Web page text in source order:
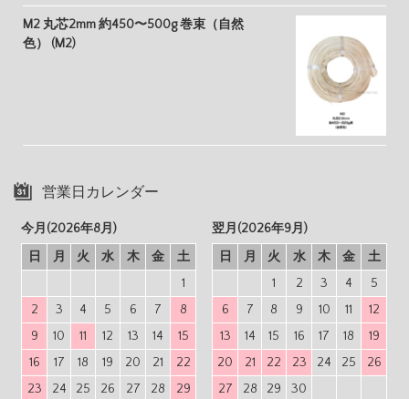
M2 丸芯2mm 約450〜500g 巻束（自然
色） (M2)
営業日カレンダー
今月(2026年8月)
日
月 火 水 木 金
土
1
2
3 4 5 6 7
8
9
10 11 12 13 14
15
16
17 18 19 20 21
22
23
24 25 26 27 28 29
翌月(2026年9月)
日
月 火 水 木 金
土
1
2 3 4
5
6
7 8 9 10 11
12
13
14 15 16 17 18
19
20
21 22 23 24 25
26
27
28 29 30